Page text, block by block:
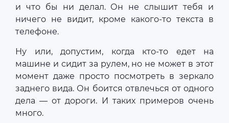
и что бы ни делал. Он не слышит тебя и
ничего не видит, кроме какого-то текста в
телефоне.
Ну или, допустим, когда кто-то едет на
машине и сидит за рулем, но не может в этот
момент даже просто посмотреть в зеркало
заднего вида. Он боится отвлечься от одного
дела — от дороги. И таких примеров очень
много.